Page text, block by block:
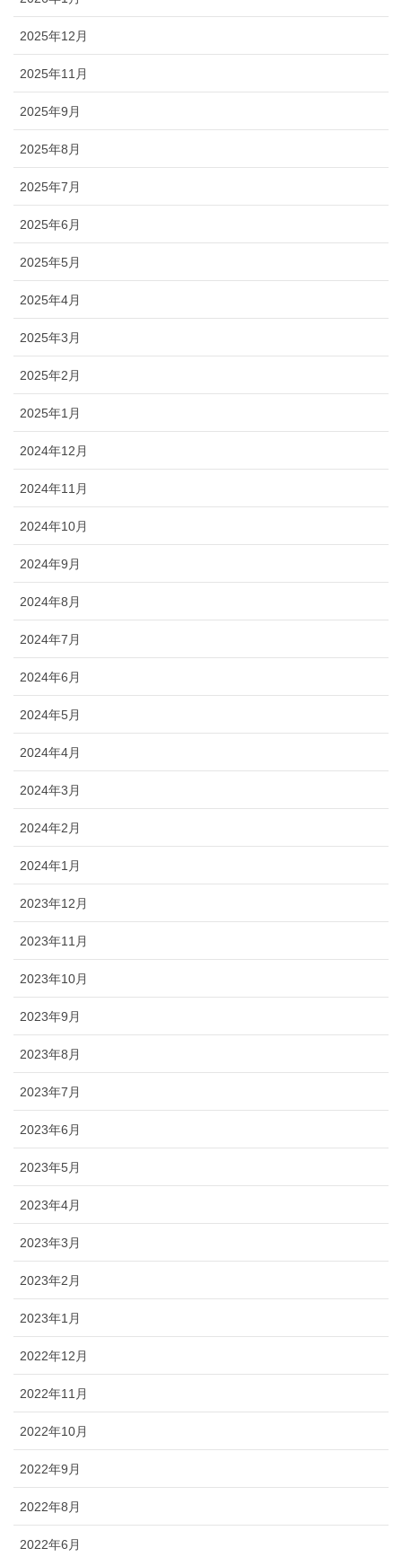
2025年12月
2025年11月
2025年9月
2025年8月
2025年7月
2025年6月
2025年5月
2025年4月
2025年3月
2025年2月
2025年1月
2024年12月
2024年11月
2024年10月
2024年9月
2024年8月
2024年7月
2024年6月
2024年5月
2024年4月
2024年3月
2024年2月
2024年1月
2023年12月
2023年11月
2023年10月
2023年9月
2023年8月
2023年7月
2023年6月
2023年5月
2023年4月
2023年3月
2023年2月
2023年1月
2022年12月
2022年11月
2022年10月
2022年9月
2022年8月
2022年6月